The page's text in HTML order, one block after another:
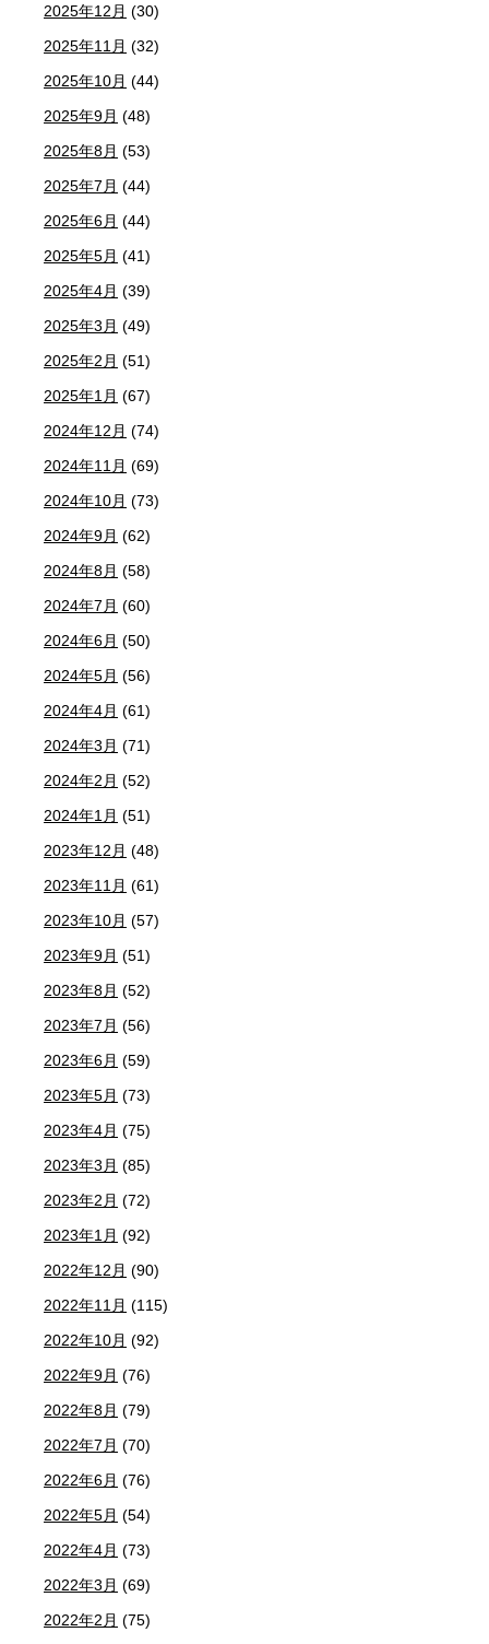
2025年12月 (30)
2025年11月 (32)
2025年10月 (44)
2025年9月 (48)
2025年8月 (53)
2025年7月 (44)
2025年6月 (44)
2025年5月 (41)
2025年4月 (39)
2025年3月 (49)
2025年2月 (51)
2025年1月 (67)
2024年12月 (74)
2024年11月 (69)
2024年10月 (73)
2024年9月 (62)
2024年8月 (58)
2024年7月 (60)
2024年6月 (50)
2024年5月 (56)
2024年4月 (61)
2024年3月 (71)
2024年2月 (52)
2024年1月 (51)
2023年12月 (48)
2023年11月 (61)
2023年10月 (57)
2023年9月 (51)
2023年8月 (52)
2023年7月 (56)
2023年6月 (59)
2023年5月 (73)
2023年4月 (75)
2023年3月 (85)
2023年2月 (72)
2023年1月 (92)
2022年12月 (90)
2022年11月 (115)
2022年10月 (92)
2022年9月 (76)
2022年8月 (79)
2022年7月 (70)
2022年6月 (76)
2022年5月 (54)
2022年4月 (73)
2022年3月 (69)
2022年2月 (75)